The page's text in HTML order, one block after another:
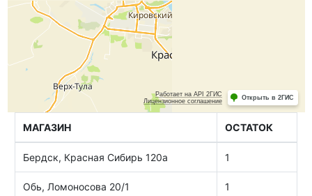
МАГАЗИН ОСТАТОК
Бердск, Красная Сибирь 120а 1
Обь, Ломоносова 20/1 1